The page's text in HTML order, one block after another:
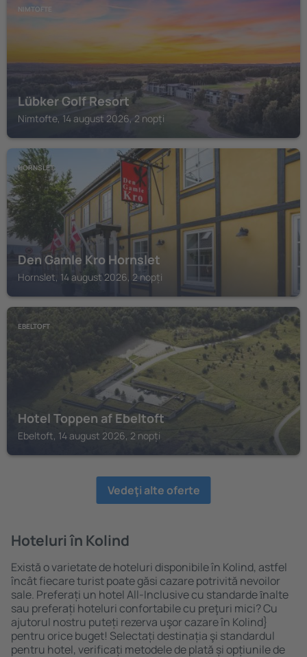
NIMTOFTE
Lübker Golf Resort
Nimtofte, 14 august 2026, 2 nopți
HORNSLET
Den Gamle Kro Hornslet
Hornslet, 14 august 2026, 2 nopți
EBELTOFT
Hotel Toppen af Ebeltoft
Ebeltoft, 14 august 2026, 2 nopți
Vedeţi alte oferte
Hoteluri în Kolind
Există o varietate de hoteluri disponibile în Kolind, astfel
încât fiecare turist poate găsi cazare potrivită nevoilor
sale. Preferați un hotel All-Inclusive cu standarde ȋnalte
sau preferați hoteluri confortabile cu preţuri mici? Cu
ajutorul nostru puteți rezerva uşor cazare în Kolind}
pentru orice buget! Selectați destinația şi standardul
pentru hotel, verificați metodele de plată și opțiunile de